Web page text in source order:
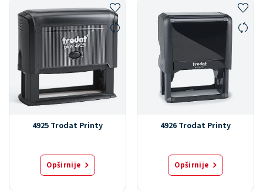
4925 Trodat Printy
Opširnije
4926 Trodat Printy
Opširnije